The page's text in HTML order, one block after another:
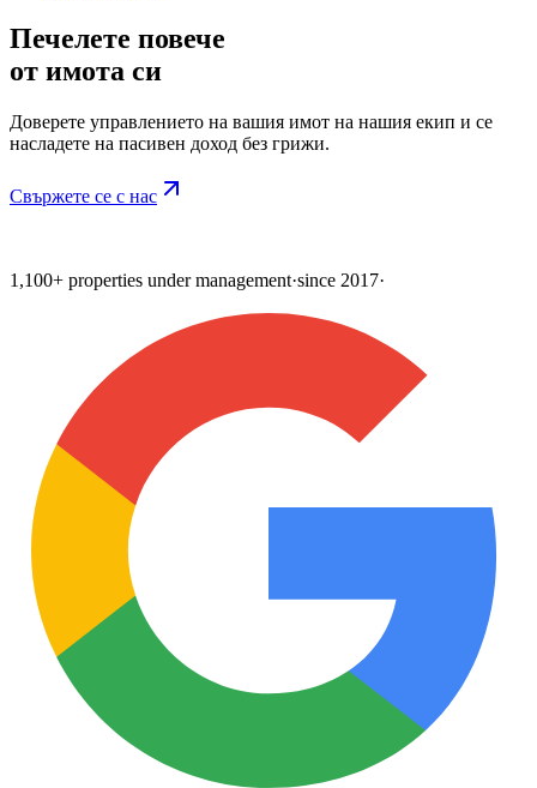
Печелете повече
от имота си
Доверете управлението на вашия имот на нашия екип и се
насладете на пасивен доход без грижи.
Свържете се с нас
1,100+ properties under management·since 2017·